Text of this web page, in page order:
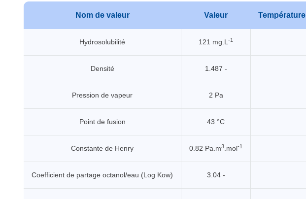
Nom de valeur Valeur Température
Hydrosolubilité 121 mg.L -1
Densité 1.487 -
Pression de vapeur 2 Pa
Point de fusion 43 °C
Constante de Henry 0.82 Pa.m3 .mol-1
Coefficient de partage octanol/eau (Log Kow) 3.04 -